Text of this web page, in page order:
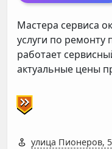
Мастера сервиса
услуги по ремонту
работает
актуальные цены
улица Пионеров, 5